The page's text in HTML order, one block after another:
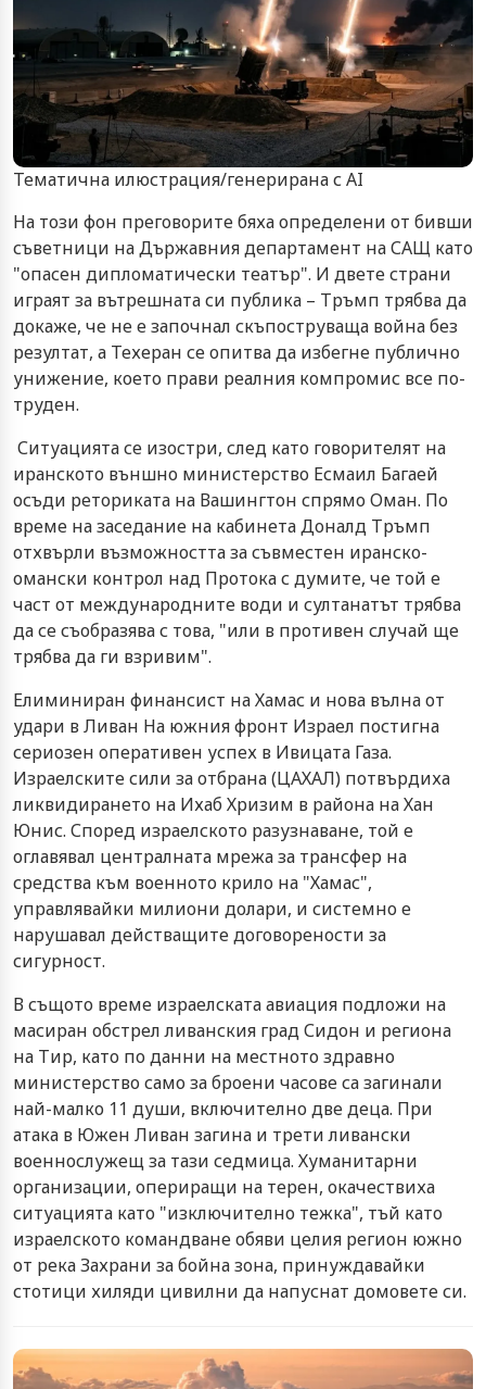
Тематична илюстрация/генерирана с AI
На този фон преговорите бяха определени от бивши
съветници на Държавния департамент на САЩ като
"опасен дипломатически театър". И двете страни
играят за вътрешната си публика – Тръмп трябва да
докаже, че не е започнал скъпоструваща война без
резултат, а Техеран се опитва да избегне публично
унижение, което прави реалния компромис все по-
труден.
Ситуацията се изостри, след като говорителят на
иранското външно министерство Есмаил Багаей
осъди реториката на Вашингтон спрямо Оман. По
време на заседание на кабинета Доналд Тръмп
отхвърли възможността за съвместен иранско-
омански контрол над Протока с думите, че той е
част от международните води и султанатът трябва
да се съобразява с това, "или в противен случай ще
трябва да ги взривим".
Елиминиран финансист на Хамас и нова вълна от
удари в Ливан На южния фронт Израел постигна
сериозен оперативен успех в Ивицата Газа.
Израелските сили за отбрана (ЦАХАЛ) потвърдиха
ликвидирането на Ихаб Хризим в района на Хан
Юнис. Според израелското разузнаване, той е
оглавявал централната мрежа за трансфер на
средства към военното крило на "Хамас",
управлявайки милиони долари, и системно е
нарушавал действащите договорености за
сигурност.
В същото време израелската авиация подложи на
масиран обстрел ливанския град Сидон и региона
на Тир, като по данни на местното здравно
министерство само за броени часове са загинали
най-малко 11 души, включително две деца. При
атака в Южен Ливан загина и трети ливански
военнослужещ за тази седмица. Хуманитарни
организации, опериращи на терен, окачествиха
ситуацията като "изключително тежка", тъй като
израелското командване обяви целия регион южно
от река Захрани за бойна зона, принуждавайки
стотици хиляди цивилни да напуснат домовете си.